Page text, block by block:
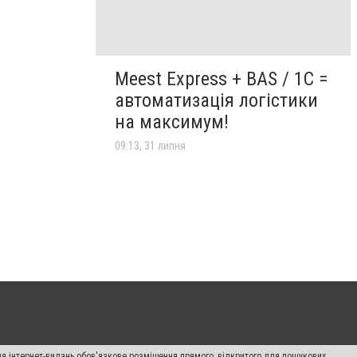
Meest Express + BAS / 1C =
автоматизація логістики
на максимум!
09:13, 31 липня